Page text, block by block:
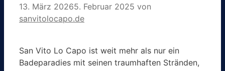
13. März 20265. Februar 2025 von
sanvitolocapo.de
San Vito Lo Capo ist weit mehr als nur ein
Badeparadies mit seinen traumhaften Stränden,